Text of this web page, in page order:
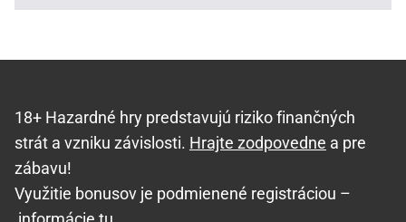
18+ Hazardné hry predstavujú riziko finančných
strát a vzniku závislosti. Hrajte zodpovedne a pre
zábavu!
Využitie bonusov je podmienené registráciou –